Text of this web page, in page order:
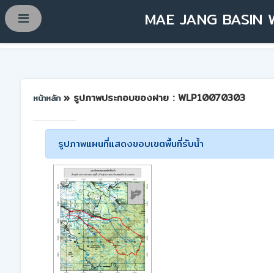
MAE JANG BASIN
หน้าหลัก » รูปภาพประกอบของฝาย : WLP10070303
รูปภาพแผนที่แสดงขอบเขตพื้นที่รับน้ำ